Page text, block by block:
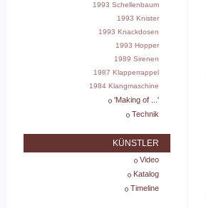
1993 Schellenbaum
1993 Knister
1993 Knackdosen
1993 Hopper
1989 Sirenen
1987 Klapperrappel
1984 Klangmaschine
'Making of ...'
Technik
KÜNSTLER
Video
Katalog
Timeline